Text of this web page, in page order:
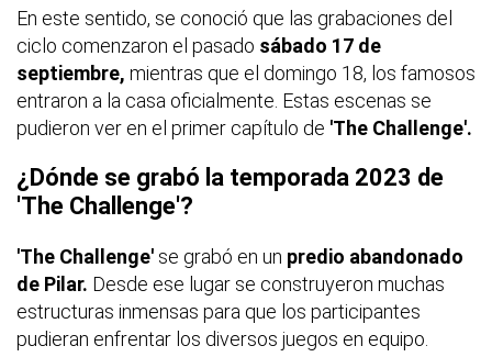
En este sentido, se conoció que las grabaciones del
ciclo comenzaron el pasado sábado 17 de
septiembre, mientras que el domingo 18, los famosos
entraron a la casa oficialmente. Estas escenas se
pudieron ver en el primer capítulo de 'The Challenge'.
¿Dónde se grabó la temporada 2023 de
'The Challenge'?
'The Challenge' se grabó en un predio abandonado
de Pilar. Desde ese lugar se construyeron muchas
estructuras inmensas para que los participantes
pudieran enfrentar los diversos juegos en equipo.